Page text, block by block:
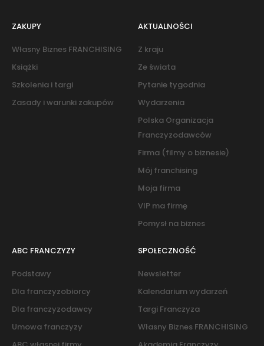
ZAKUPY
Własny Biznes FRANCHISING
Książki
Szkolenia i targi
Zasady i warunki zakupów
AKTUALNOŚCI
Z kraju
Ze świata
Pytanie tygodnia
Wydarzenia
Polska Organizacja
Franczyzodawców
Firma (filmy o biznesie)
Mój franchising
Moja firma
VIP ma firmę
Pomysł na biznes
ABC FRANCZYZY
Podstawy
Dla franczyzobiorcy
Dla franczyzodawcy
Umowa franczyzy
SPOŁECZNOŚĆ
Newsletter
Kalendarium wydarzeń
Targi Franczyza
Własny Biznes FRANCHISING